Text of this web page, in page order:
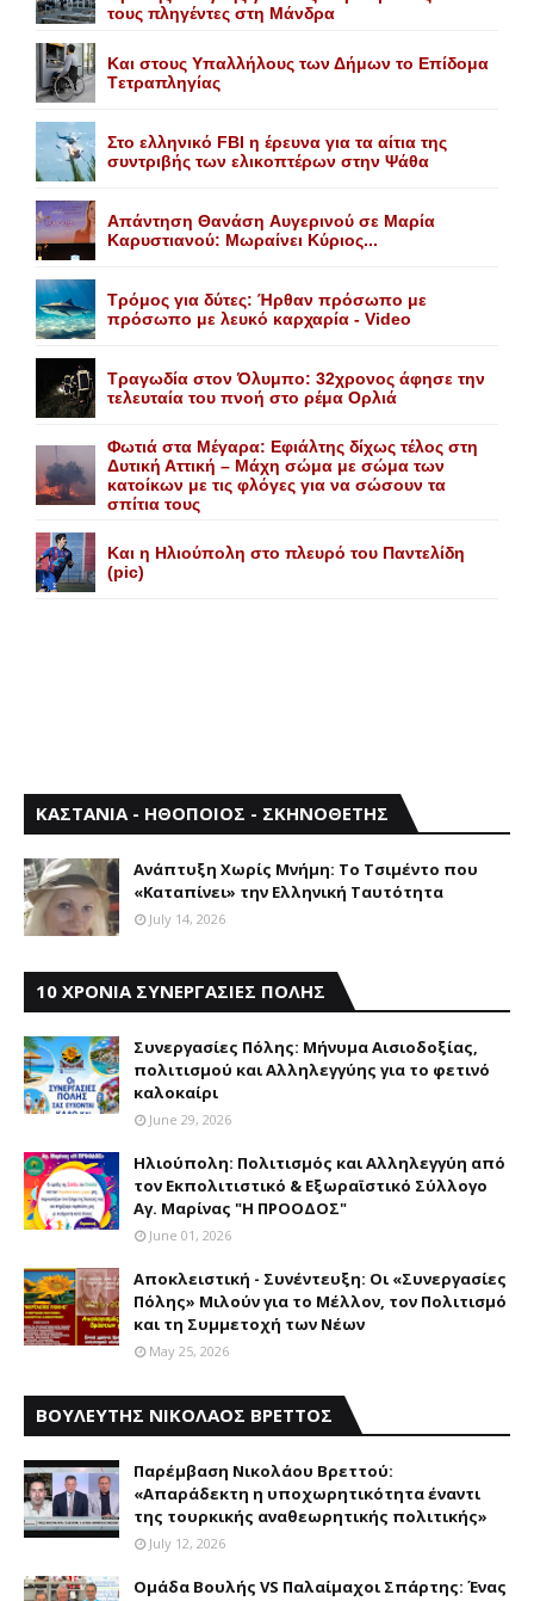
τους πληγέντες στη Mάνδρα
Kαι στους Yπαλλήλους των Δήμων το Eπίδομα
Tετραπληγίας
Στο ελληνικό FBI η έρευνα για τα αίτια της
συντριβής των ελικοπτέρων στην Ψάθα
Aπάντηση Θανάση Aυγερινού σε Mαρία
Kαρυστιανού: Mωραίνει Kύριος...
Τρόμος για δύτες: Ήρθαν πρόσωπο με
πρόσωπο με λευκό καρχαρία - Video
Τραγωδία στον Όλυμπο: 32χρονος άφησε την
τελευταία του πνοή στο ρέμα Ορλιά
Φωτιά στα Μέγαρα: Εφιάλτης δίχως τέλος στη
Δυτική Αττική – Μάχη σώμα με σώμα των
κατοίκων με τις φλόγες για να σώσουν τα
σπίτια τους
Και η Ηλιούπολη στο πλευρό του Παντελίδη
(pic)
ΚΑΣΤΑΝΙΑ - ΗΘΟΠΟΙΟΣ - ΣΚΗΝΟΘΕΤΗΣ
Aνάπτυξη Xωρίς Mνήμη: Το Τσιμέντο που
«Καταπίνει» την Ελληνική Ταυτότητα
July 14, 2026
10 ΧΡΟΝΙΑ ΣΥΝΕΡΓΑΣΙΕΣ ΠΟΛΗΣ
Συνεργασίες Πόλης: Mήνυμα Aισιοδοξίας,
πολιτισμού και Aλληλεγγύης για το φετινό
καλοκαίρι
June 29, 2026
Ηλιούπολη: Πολιτισμός και Aλληλεγγύη από
τον Εκπολιτιστικό & Εξωραϊστικό Σύλλογο
Αγ. Μαρίνας "Η ΠΡΟΟΔΟΣ"
June 01, 2026
Αποκλειστική - Συνέντευξη: Οι «Συνεργασίες
Πόλης» Μιλούν για το Μέλλον, τον Πολιτισμό
και τη Συμμετοχή των Νέων
May 25, 2026
ΒΟΥΛΕΥΤΗΣ ΝΙΚΟΛΑΟΣ ΒΡΕΤΤΟΣ
Παρέμβαση Nικολάου Bρεττού:
«Aπαράδεκτη η υποχωρητικότητα έναντι
της τουρκικής αναθεωρητικής πολιτικής»
July 12, 2026
Ομάδα Βουλής VS Παλαίμαχοι Σπάρτης: Ένας